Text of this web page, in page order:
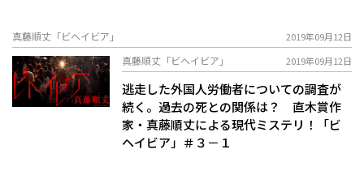
真藤順丈「ビヘイビア」 2019年09月12日
真藤順丈「ビヘイビア」 2019年09月12日
逃走した外国人労働者についての調査が
続く。過去の死との関係は？ 直木賞作
家・真藤順丈による現代ミステリ！「ビ
ヘイビア」＃３－１